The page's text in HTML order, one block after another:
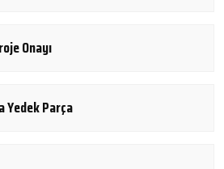
Onayı
Yedek Parça